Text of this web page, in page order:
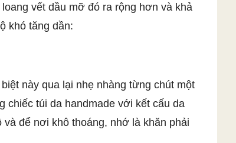
vết dầu mỡ đó ra rộng hơn và khả
khó tăng dần:
này qua lại nhẹ nhàng từng chút một
chiếc túi da handmade với kết cấu da
để nơi khô thoáng, nhớ là khăn phải